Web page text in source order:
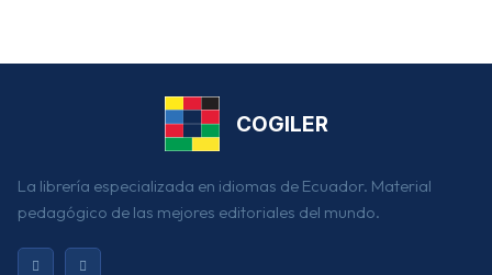
COGILER
La librería especializada en idiomas de Ecuador. Material
pedagógico de las mejores editoriales del mundo.